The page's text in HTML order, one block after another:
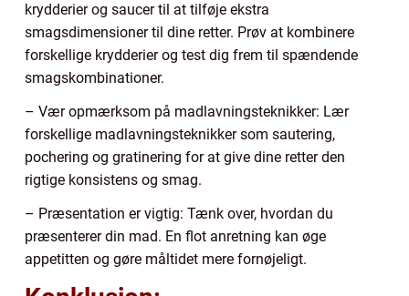
krydderier og saucer til at tilføje ekstra
smagsdimensioner til dine retter. Prøv at kombinere
forskellige krydderier og test dig frem til spændende
smagskombinationer.
– Vær opmærksom på madlavningsteknikker: Lær
forskellige madlavningsteknikker som sautering,
pochering og gratinering for at give dine retter den
rigtige konsistens og smag.
– Præsentation er vigtig: Tænk over, hvordan du
præsenterer din mad. En flot anretning kan øge
appetitten og gøre måltidet mere fornøjeligt.